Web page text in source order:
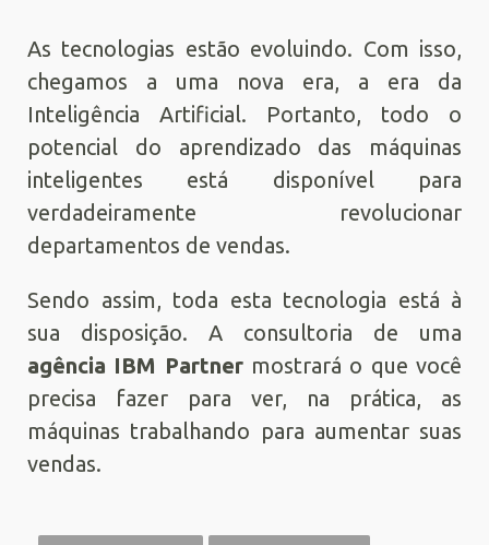
As tecnologias estão evoluindo. Com isso,
chegamos a uma nova era, a era da
Inteligência Artificial. Portanto, todo o
potencial do aprendizado das máquinas
inteligentes está disponível para
verdadeiramente revolucionar
departamentos de vendas.
Sendo assim, toda esta tecnologia está à
sua disposição. A consultoria de uma
agência IBM Partnermostrará o que você
precisa fazer para ver, na prática, as
máquinas trabalhando para aumentar suas
vendas.